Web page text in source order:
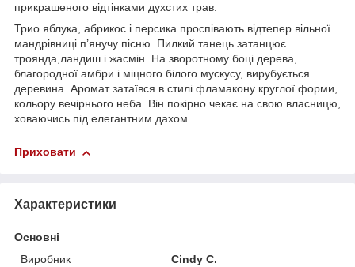
прикрашеного відтінками духстих трав.
Трио яблука, абрикос і персика проспівають відтепер вільної
мандрівниці п’янучу пісню. Пилкий танець затанцює
троянда,ландиш і жасмін. На зворотному боці дерева,
благородної амбри і міцного білого мускусу, вирубується
деревина. Аромат затаївся в стилі фламакону круглої форми,
кольору вечірнього неба. Він покірно чекає на свою власницю,
ховаючись під елегантним дахом.
Приховати
Характеристики
Основні
Виробник
Cindy C.